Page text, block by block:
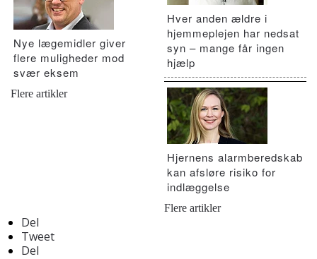
Nye lægemidler giver
flere muligheder mod
svær eksem
Flere artikler
Hver anden ældre i
hjemmeplejen har nedsat
syn – mange får ingen
hjælp
Hjernens alarmberedskab
kan afsløre risiko for
indlæggelse
Flere artikler
Del
Tweet
Del